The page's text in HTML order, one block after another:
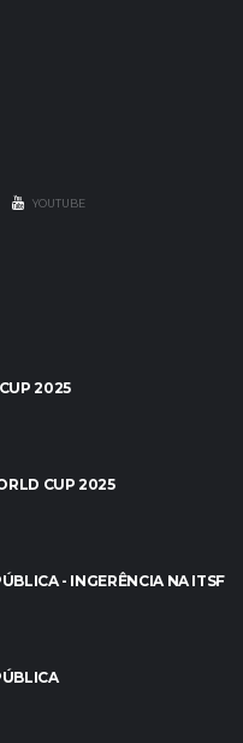
YOUTUBE
2025
CUP 2025
- INGERÊNCIA NA ITSF